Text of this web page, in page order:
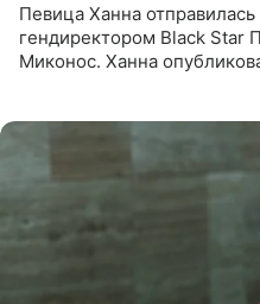
Певица Ханна
гендиректором Black Star
Миконос. Ханна